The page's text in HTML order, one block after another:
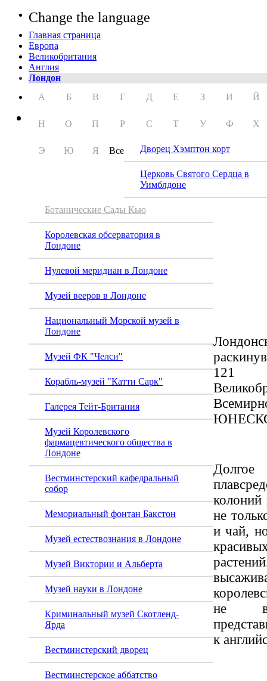
Change the language
Главная страница
Европа
Великобритания
Англия
Лондон
А
Б В Г Д Е З И Й
Н О П Р С Т У Ф Х
Э Ю Я Все Дворец Хэмптон корт
Церковь Святого Сердца в
Уимблдоне
Ботанические Сады Кью
Королевская обсерватория в
Лондоне
Нулевой меридиан в Лондоне
Музей вееров в Лондоне
Национальный Морской музей в
Лондоне
Музей ФК "Челси"
Корабль-музей "Катти Сарк"
Галерея Тейт-Британия
Музей Королевского
фармацевтического общества в
Лондоне
Вестминстерский кафедральный
собор
Мемориальный фонтан Бакстон
Музей естествознания в Лондоне
Музей Виктории и Альберта
Музей науки в Лондоне
Криминальный музей Скотленд-
Ярда
Вестминстерский дворец
Вестминстерское аббатство
121
колоний
не
и чай,
не
к